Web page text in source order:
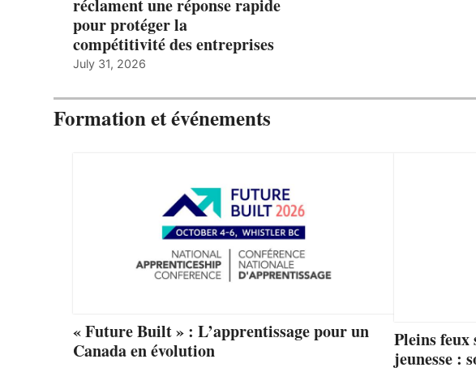
réclament une réponse rapide
pour protéger la
compétitivité des entreprises
July 31, 2026
Formation et événements
« Future Built » : L’apprentissage pour un
Canada en évolution
Pleins
jeunesse :